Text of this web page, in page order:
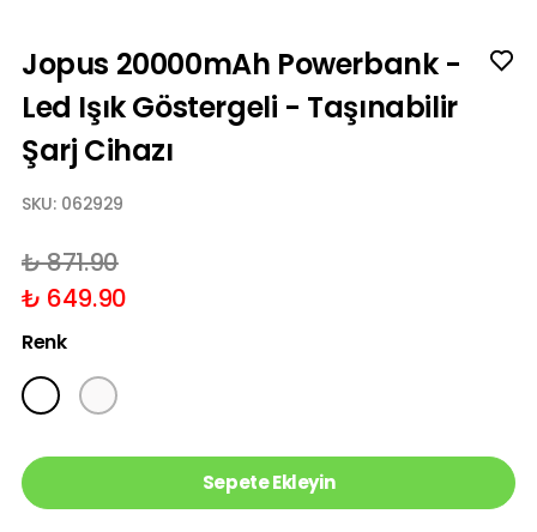
Jopus 20000mAh Powerbank -
Led Işık Göstergeli - Taşınabilir
Şarj Cihazı
SKU: 062929
₺ 871.90
₺ 649.90
Renk
Sepete Ekleyin